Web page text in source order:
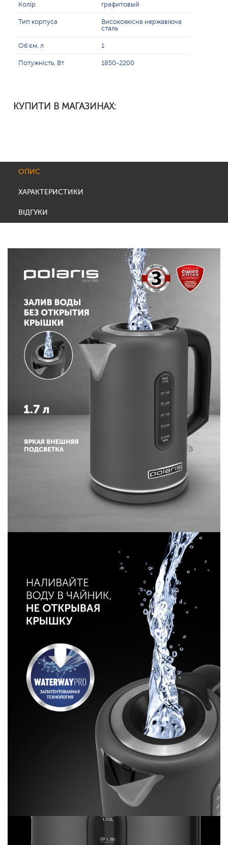
Колір графитовый
Тип корпуса
Високоякісна нержавіюча
сталь
Об'єм, л 1
Потужність, Вт 1850-2200
КУПИТИ В МАГАЗИНАХ:
ОПИС
ХАРАКТЕРИСТИКИ
ВІДГУКИ